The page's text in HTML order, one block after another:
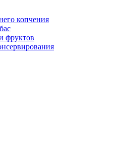
копчения
фруктов